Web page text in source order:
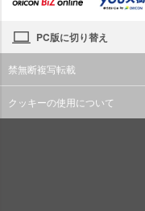
PC版に切り替え
禁無断複写転載
クッキーの使用について